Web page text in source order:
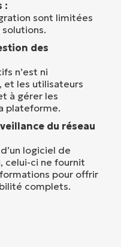
:
sont limitées
des
n’est ni
et les utilisateurs
à gérer les
plateforme.
du réseau
logiciel de
celui-ci ne fournit
pour offrir
complets.